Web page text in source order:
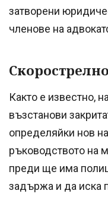
затворени
членове на
Скорострелно
Както е известно,
възстанови
определяйки нов
ръководството на
преди ще има
задържа и да иска